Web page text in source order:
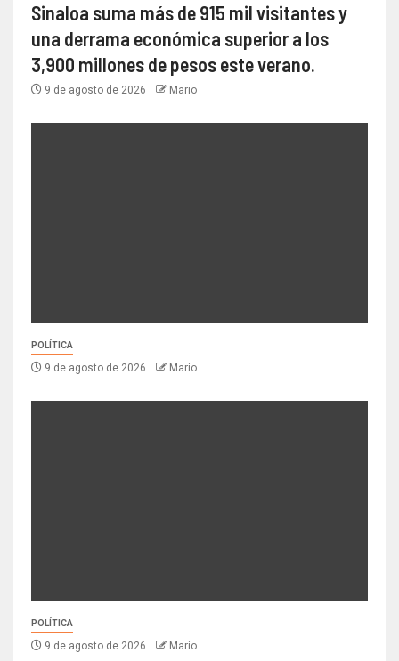
Sinaloa suma más de 915 mil visitantes y
una derrama económica superior a los
3,900 millones de pesos este verano.
9 de agosto de 2026 Mario
POLÍTICA
9 de agosto de 2026 Mario
POLÍTICA
9 de agosto de 2026 Mario